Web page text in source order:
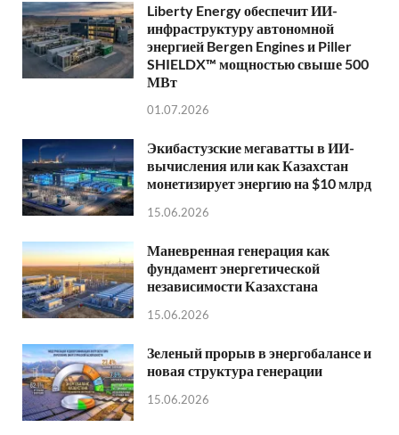
Liberty Energy обеспечит ИИ-
инфраструктуру автономной
энергией Bergen Engines и Piller
SHIELDX™ мощностью свыше 500
МВт
01.07.2026
Экибастузские мегаватты в ИИ-
вычисления или как Казахстан
монетизирует энергию на $10 млрд
15.06.2026
Маневренная генерация как
фундамент энергетической
независимости Казахстана
15.06.2026
Зеленый прорыв в энергобалансе и
новая структура генерации
15.06.2026